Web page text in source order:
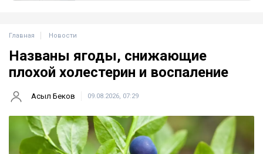
Главная Новости
Названы ягоды, снижающие
плохой холестерин и воспаление
Асыл Беков 09.08.2026, 07:29